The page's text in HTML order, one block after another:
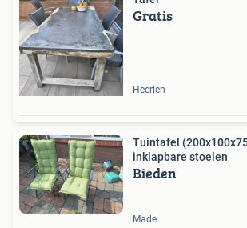
Gratis
Heerlen
Tuintafel
inklapbare stoelen
Bieden
Made